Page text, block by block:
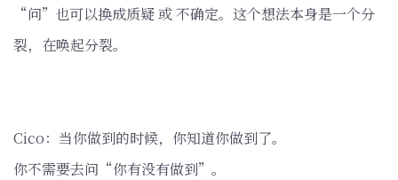
“问”也可以换成质疑 或 不确定。这个想法本身是一个分
裂，在唤起分裂。
Cico：当你做到的时候，你知道你做到了。
你不需要去问“你有没有做到”。